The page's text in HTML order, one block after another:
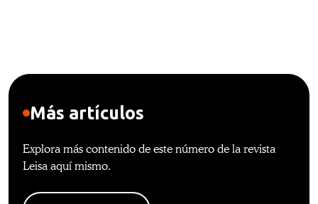
Más artículos
Explora más contenido de este número de la revista
Leisa aquí mismo.